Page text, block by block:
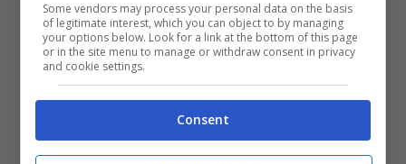
Some vendors may process your personal data on the basis
of legitimate interest, which you can object to by managing
your options below. Look for a link at the bottom of this page
or in the site menu to manage or withdraw consent in privacy
and cookie settings.
Consent